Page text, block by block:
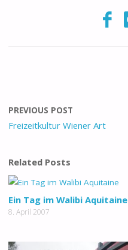
PREVIOUS POST
Freizeitkultur Wiener Art
Related Posts
Ein Tag im Walibi Aquitaine
8. April 2007